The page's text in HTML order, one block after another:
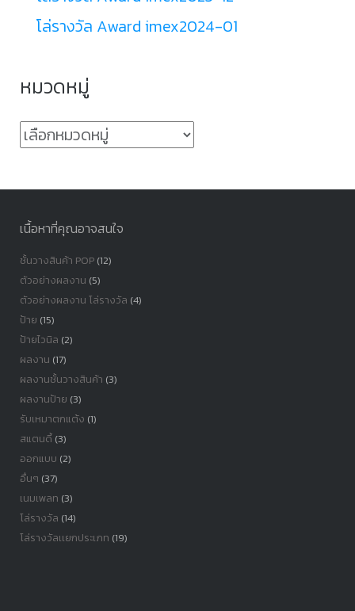
โล่รางวัล Award imex2024-01
หมวดหมู่
หมวด
เนื้อหาที่คุณอาจสนใจ
ชั้นวางสินค้า POP(12)
ตัวอย่างผลงาน (5)
ตัวอย่างผลงาน โล่รางวัล (4)
ป้าย (15)
ป้ายไวนิล (2)
ผลงาน (17)
ผลงานชั้นวางสินค้า (3)
ผลงานป้าย (3)
รับเหมาตกแต้ง (1)
สแตนดี้(3)
ออกแบบ (2)
อื่นๆ (37)
เนมเพลท (3)
โล่รางวัล (14)
โล่รางวัลเเยกประเภท (19)